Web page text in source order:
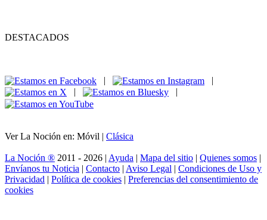
DESTACADOS
|
|
|
|
Ver La Noción en: Móvil | Clásica
La Noción ® 2011 - 2026 | Ayuda | Mapa del sitio | Quienes somos |
Envíanos tu Noticia | Contacto | Aviso Legal | Condiciones de Uso y
Privacidad | Política de cookies | Preferencias del consentimiento de
cookies